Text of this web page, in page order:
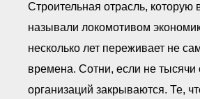
Строительная отрасль, которую
называли локомотивом
несколько лет переживает не
времена. Сотни, если не тысячи
организаций закрываются. Те,